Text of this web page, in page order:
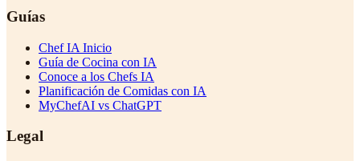
Guías
Chef IA Inicio
Guía de Cocina con IA
Conoce a los Chefs IA
Planificación de Comidas con IA
MyChefAI vs ChatGPT
Legal